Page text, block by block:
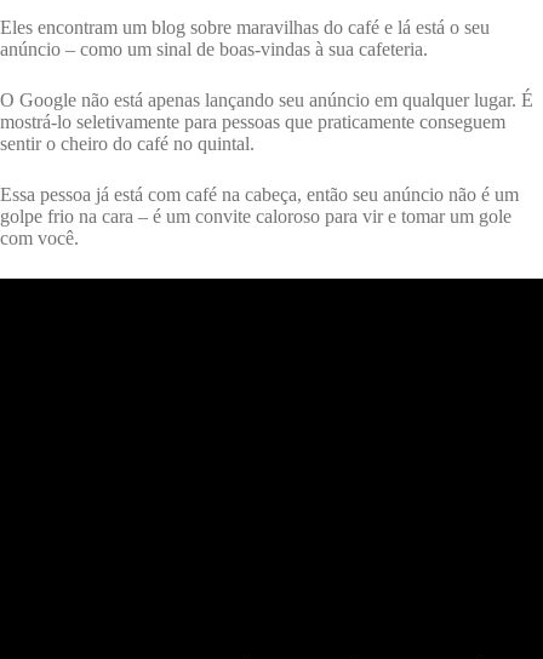
Eles encontram um blog sobre maravilhas do café e lá está o seu
anúncio – como um sinal de boas-vindas à sua cafeteria.
O Google não está apenas lançando seu anúncio em qualquer lugar. É
mostrá-lo seletivamente para pessoas que praticamente conseguem
sentir o cheiro do café no quintal.
Essa pessoa já está com café na cabeça, então seu anúncio não é um
golpe frio na cara – é um convite caloroso para vir e tomar um gole
com você.